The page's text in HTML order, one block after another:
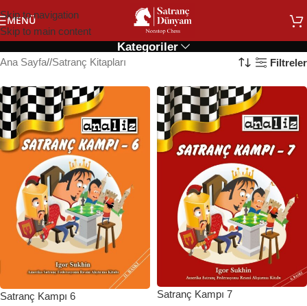
Skip to navigation
Skip to main content
MENÜ
Kategoriler
Ana Sayfa/ Satranç Kitapları Filtreler
Satranç Kampı 6 Satranç Kampı 7